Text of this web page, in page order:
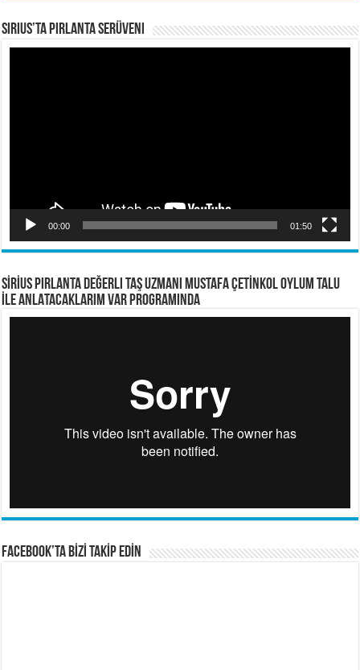
Sirius’ta Pırlanta Serüveni
00:00 01:50
SİRİUS PIRLANTA Değerli Taş Uzmanı Mustafa ÇETİNKOL OYLUM TALU
İLE ANLATACAKLARIM VAR PROGRAMINDA
FACEBOOK’TA BİZİ TAKİP EDİN